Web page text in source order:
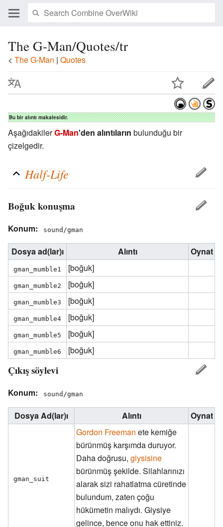
The G-Man/Quotes/tr
< The G-Man ‎ | Quotes
Bu bir alıntı makalesidir.
AşağıdakilerG-Man'den alıntıların bulunduğu bir
çizelgedir.
Half-Life
Boğuk konuşma
Konum: sound/gman
Dosya ad(lar)ı Alıntı Oynat
gman_mumble1 [boğuk]
gman_mumble2 [boğuk]
gman_mumble3 [boğuk]
gman_mumble4 [boğuk]
gman_mumble5 [boğuk]
gman_mumble6 [boğuk]
Çıkış söylevi
Konum: sound/gman
Dosya Ad(lar)ı Alıntı Oynat
gman_suit
Gordon Freeman ete kemiğe
bürünmüş karşımda duruyor.
Daha doğrusu,giysisine
bürünmüş şekilde. Silahlarınızı
alarak sizi rahatlatma cüretinde
bulundum, zaten çoğu
hükümetin malıydı. Giysiye
gelince, bence onu hak ettiniz.